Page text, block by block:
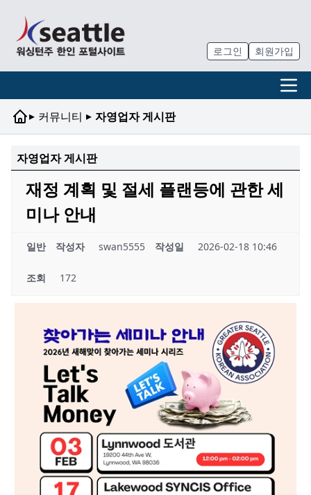
로그인 회원가입
▸ 커뮤니티 ▸ 자영업자 게시판
자영업자 게시판
재정 계획 및 절세 플랜등에 관한 세
미나 안내
일반 작성자 swan5555 작성일 2026-02-18 10:46
조회 172